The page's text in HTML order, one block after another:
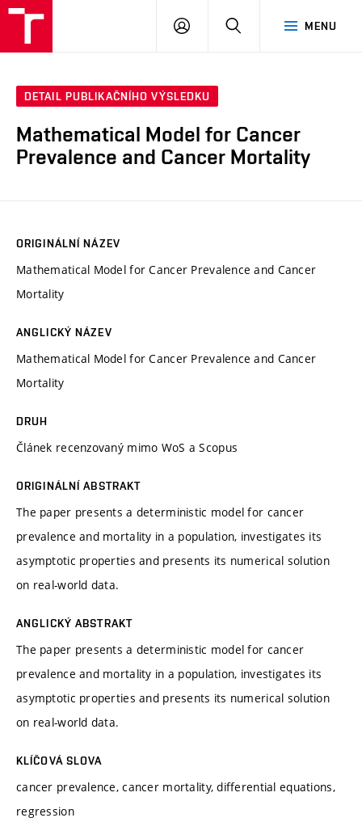
MENU
PŘIHLÁSIT
DETAIL PUBLIKAČNÍHO VÝSLEDKU
Mathematical Model for Cancer
Prevalence and Cancer Mortality
ORIGINÁLNÍ NÁZEV
Mathematical Model for Cancer Prevalence and Cancer
Mortality
ANGLICKÝ NÁZEV
Mathematical Model for Cancer Prevalence and Cancer
Mortality
DRUH
Článek recenzovaný mimo WoS a Scopus
ORIGINÁLNÍ ABSTRAKT
The paper presents a deterministic model for cancer
prevalence and mortality in a population, investigates its
asymptotic properties and presents its numerical solution
on real-world data.
ANGLICKÝ ABSTRAKT
The paper presents a deterministic model for cancer
prevalence and mortality in a population, investigates its
asymptotic properties and presents its numerical solution
on real-world data.
KLÍČOVÁ SLOVA
cancer prevalence, cancer mortality, differential equations,
regression